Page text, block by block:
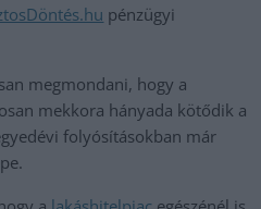
pénzügyi
megmondani, hogy a
mekkora hányada kötődik a
folyósításokban már